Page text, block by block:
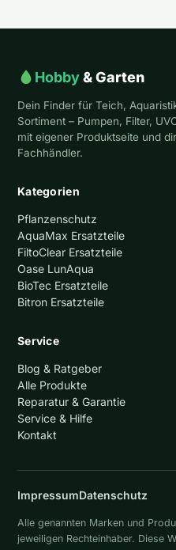
Hobby& Garten
Dein Finder für Teich,
Sortiment – Pumpen, Filter,
mit eigener Produktseite und
Fachhändler.
Kategorien
Pflanzenschutz
AquaMax Ersatzteile
FiltoClear Ersatzteile
Oase LunAqua
BioTec Ersatzteile
Bitron Ersatzteile
Service
Blog & Ratgeber
Alle Produkte
Reparatur & Garantie
Service & Hilfe
Kontakt
ImpressumDatenschutz
Alle genannten Marken und
jeweiligen Rechteinhaber. Diese